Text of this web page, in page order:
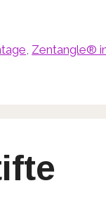
, Zentangle®